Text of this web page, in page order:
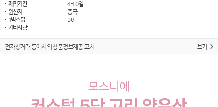
· 제작기간
4-10일
· 원산지
중국
· 1박스당
50
· 기타사항
전자상거래 등에서의 상품정보제공 고시 보기